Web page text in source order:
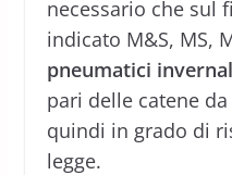
necessario che sul
indicato M&S, MS,
pneumatici
pari delle catene
quindi in grado di
legge.